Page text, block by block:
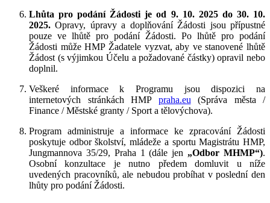
Lhůta pro podání Žádosti je od 9. 10. 2025 do 30. 10.
2025. Opravy, úpravy a doplňování Žádosti jsou přípustné
pouze ve lhůtě pro podání Žádosti. Po lhůtě pro podání
Žádosti může HMP Žadatele vyzvat, aby ve stanovené lhůtě
Žádost (s výjimkou Účelu a požadované částky) opravil nebo
doplnil.
Veškeré informace k Programu jsou dispozici na
internetových stránkách HMP praha.eu (Správa města /
Finance / Městské granty / Sport a tělovýchova).
Program administruje a informace ke zpracování Žádosti
poskytuje odbor školství, mládeže a sportu Magistrátu HMP,
Jungmannova 35/29, Praha 1 (dále jen „Odbor MHMP“).
Osobní konzultace je nutno předem domluvit u níže
uvedených pracovníků, ale nebudou probíhat v poslední den
lhůty pro podání Žádosti.